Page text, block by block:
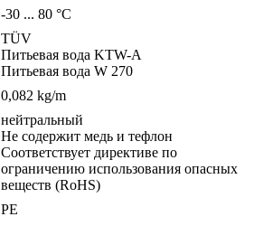
-30 ... 80 °C
TÜV
Питьевая вода KTW-A
Питьевая вода W 270
0,082 kg/m
нейтральный
Не содержит медь и тефлон
Соответствует директиве по
ограничению использования опасных
веществ (RoHS)
PE